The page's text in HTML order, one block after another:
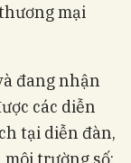
mại
đang nhận
các diễn
tại diễn đàn,
trường số;